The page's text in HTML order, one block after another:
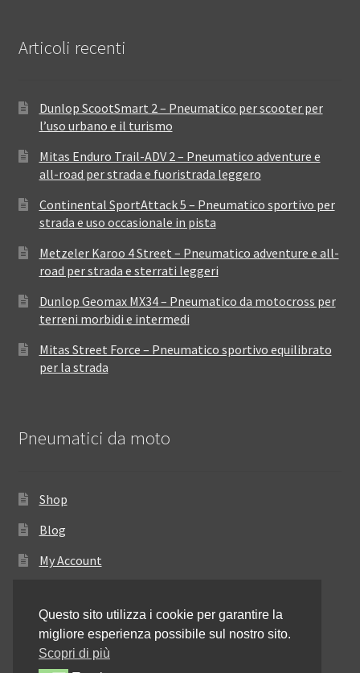
Articoli recenti
Dunlop ScootSmart 2 – Pneumatico per scooter per
l’uso urbano e il turismo
Mitas Enduro Trail-ADV 2 – Pneumatico adventure e
all-road per strada e fuoristrada leggero
Continental SportAttack 5 – Pneumatico sportivo per
strada e uso occasionale in pista
Metzeler Karoo 4 Street – Pneumatico adventure e all-
road per strada e sterrati leggeri
Dunlop Geomax MX34 – Pneumatico da motocross per
terreni morbidi e intermedi
Mitas Street Force – Pneumatico sportivo equilibrato
per la strada
Pneumatici da moto
Shop
Blog
My Account
Resi e rimborsi
Annullamento dell’ordine
Questo sito utilizza i cookie per garantire la
migliore esperienza possibile sul nostro sito.
Scopri di più